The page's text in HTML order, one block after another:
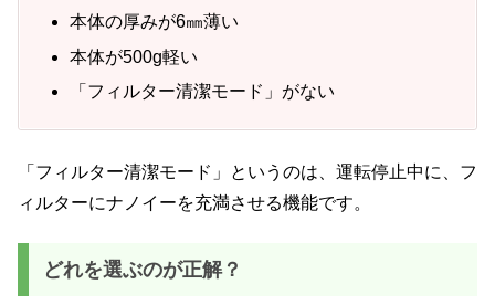
本体の厚みが6㎜薄い
本体が500g軽い
「フィルター清潔モード」がない
「フィルター清潔モード」というのは、運転停止中に、フ
ィルターにナノイーを充満させる機能です。
どれを選ぶのが正解？